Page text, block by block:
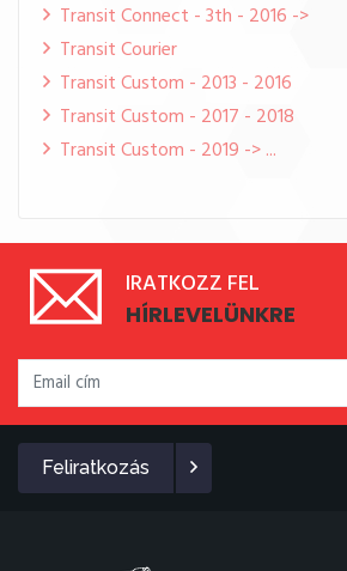
Transit Connect - 3th - 2016 ->
Transit Courier
Transit Custom - 2013 - 2016
Transit Custom - 2017 - 2018
Transit Custom - 2019 -> ...
IRATKOZZ FEL
HÍRLEVELÜNKRE
Feliratkozás